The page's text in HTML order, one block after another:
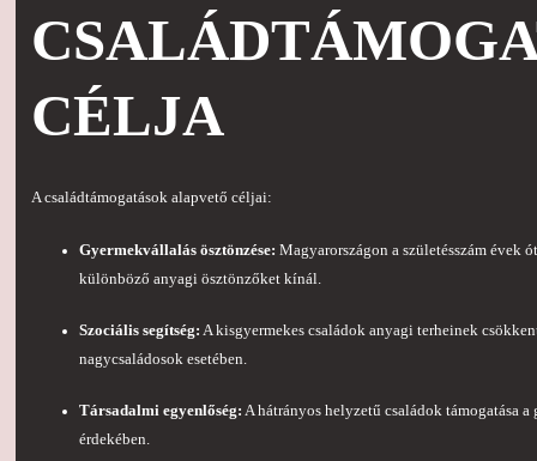
CÉLJA
A családtámogatások alapvető céljai:
Gyermekvállalás ösztönzése: Magyarországon a születésszám évek
különböző anyagi ösztönzőket kínál.
Szociális segítség: A kisgyermekes családok anyagi terheinek
nagycsaládosok esetében.
Társadalmi egyenlőség: A hátrányos helyzetű családok támogatása
érdekében.